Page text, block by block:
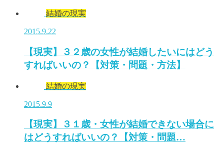
結婚の現実
2015.9.22
【現実】３２歳の女性が結婚したいにはどう
すればいいの？【対策・問題・方法】
結婚の現実
2015.9.9
【現実】３１歳・女性が結婚できない場合に
はどうすればいいの？【対策・問題…